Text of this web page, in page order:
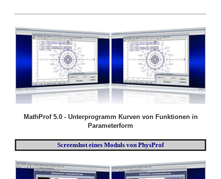
MathProf 5.0 - Unterprogramm Kurven von Funktionen in
Parameterform
Screenshot eines Moduls von PhysProf